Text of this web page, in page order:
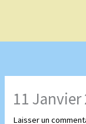
contenu
11 Janvier
Laisser un